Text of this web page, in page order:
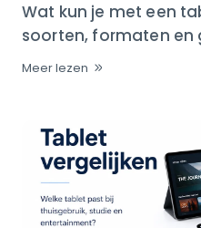
Wat kun je met een
soorten, formaten en
Meer lezen